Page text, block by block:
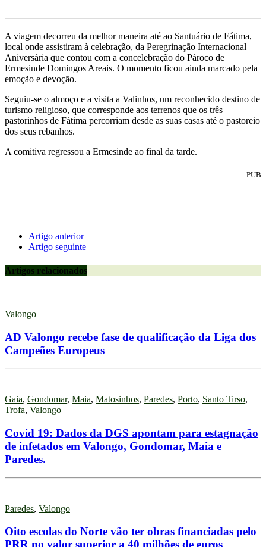
A viagem decorreu da melhor maneira até ao Santuário de Fátima,
local onde assistiram à celebração, da Peregrinação Internacional
Aniversária que contou com a concelebração do Pároco de
Ermesinde Domingos Areais. O momento ficou ainda marcado pela
emoção e devoção.
Seguiu-se o almoço e a visita a Valinhos, um reconhecido destino de
turismo religioso, que corresponde aos terrenos que os três
pastorinhos de Fátima percorriam desde as suas casas até o pastoreio
dos seus rebanhos.
A comitiva regressou a Ermesinde ao final da tarde.
PUB
Artigo anterior
Artigo seguinte
Artigos relacionados
Valongo
AD Valongo recebe fase de qualificação da Liga dos
Campeões Europeus
Gaia, Gondomar, Maia, Matosinhos, Paredes, Porto, Santo Tirso,
Trofa, Valongo
Covid 19: Dados da DGS apontam para estagnação
de infetados em Valongo, Gondomar, Maia e
Paredes.
Paredes, Valongo
Oito escolas do Norte vão ter obras financiadas pelo